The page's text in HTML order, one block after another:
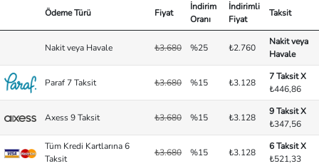
Ödeme Türü Fiyat
İndirim
Oranı
İndirimli
Fiyat
Taksit
Nakit veya Havale ₺3.680 %25 ₺2.760
Nakit veya
Havale
Paraf 7 Taksit ₺3.680 %15 ₺3.128
7 Taksit X
₺446,86
Axess 9 Taksit ₺3.680 %15 ₺3.128
9 Taksit X
₺347,56
Tüm Kredi Kartlarına 6
Taksit
₺3.680 %15 ₺3.128
6 Taksit X
₺521,33